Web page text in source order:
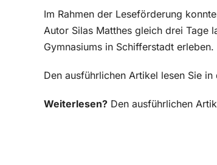
Im Rahmen der Leseförderung
Autor Silas Matthes gleich drei Tage
Gymnasiums in Schifferstadt erleben.
Den ausführlichen Artikel lesen Sie
Weiterlesen? Den ausführlichen